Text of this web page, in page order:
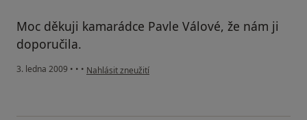
Moc děkuji kamarádce Pavle Válové, že nám ji
doporučila.
3. ledna 2009 • • • podle názoru uživatele Procházková Lucie a Jeníček
Nahlásit zneužití